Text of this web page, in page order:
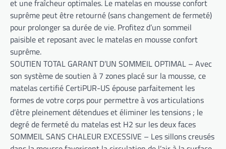
et une fraîcheur optimales. Le matelas en mousse confort
suprême peut être retourné (sans changement de fermeté)
pour prolonger sa durée de vie. Profitez d’un sommeil
paisible et reposant avec le matelas en mousse confort
suprême.
SOUTIEN TOTAL GARANT D’UN SOMMEIL OPTIMAL – Avec
son système de soutien à 7 zones placé sur la mousse, ce
matelas certifié CertiPUR-US épouse parfaitement les
formes de votre corps pour permettre à vos articulations
d’être pleinement détendues et éliminer les tensions ; le
degré de fermeté du matelas est H2 sur les deux faces
SOMMEIL SANS CHALEUR EXCESSIVE – Les sillons creusés